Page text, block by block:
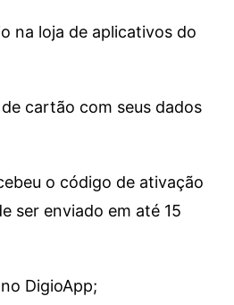
na loja de aplicativos do
cartão com seus dados
o código de ativação
ser enviado em até 15
DigioApp;